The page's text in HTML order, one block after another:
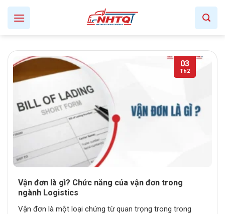
Skip
content
Vận đơn là gì? Chức năng của vận đơn trong
ngành Logistics
Vận đơn là một loại chứng từ quan trọng trong trong
03
Th2